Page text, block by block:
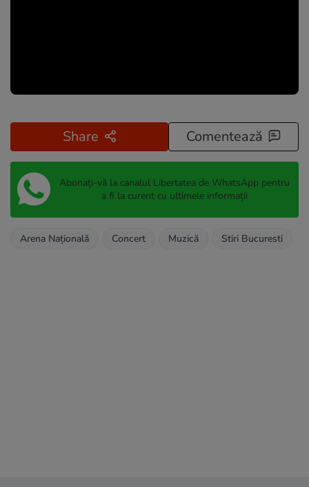
Share Comentează
Abonați-vă la canalul Libertatea de WhatsApp pentru
a fi la curent cu ultimele informații
Arena Națională Concert Muzică Stiri Bucuresti